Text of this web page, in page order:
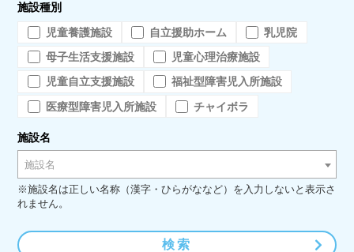
施設種別
児童養護施設
自立援助ホーム
乳児院
母子生活支援施設
児童心理治療施設
児童自立支援施設
福祉型障害児入所施設
医療型障害児入所施設
チャイボラ
施設名
施設名
※施設名は正しい名称（漢字・ひらがななど）を入力しないと表示さ
れません。
検索